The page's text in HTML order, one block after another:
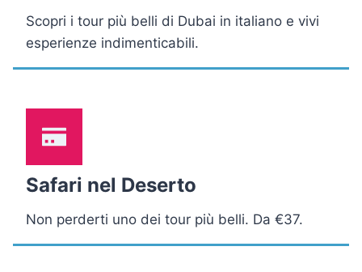
Scopri i tour più belli di Dubai in italiano e vivi
esperienze indimenticabili.
Safari nel Deserto
Non perderti uno dei tour più belli. Da €37.